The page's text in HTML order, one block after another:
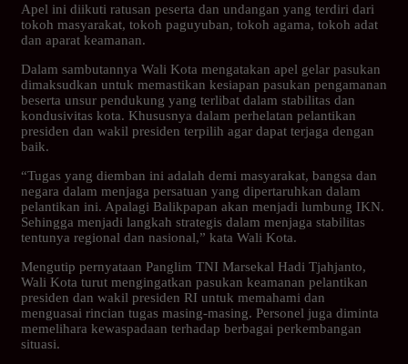
Apel ini diikuti ratusan peserta dan undangan yang terdiri dari
tokoh masyarakat, tokoh paguyuban, tokoh agama, tokoh adat
dan aparat keamanan.
Dalam sambutannya Wali Kota mengatakan apel gelar pasukan
dimaksudkan untuk memastikan kesiapan pasukan pengamanan
beserta unsur pendukung yang terlibat dalam stabilitas dan
kondusivitas kota. Khususnya dalam perhelatan pelantikan
presiden dan wakil presiden terpilih agar dapat terjaga dengan
baik.
“Tugas yang diemban ini adalah demi masyarakat, bangsa dan
negara dalam menjaga persatuan yang dipertaruhkan dalam
pelantikan ini. Apalagi Balikpapan akan menjadi lumbung IKN.
Sehingga menjadi langkah strategis dalam menjaga stabilitas
tentunya regional dan nasional,” kata Wali Kota.
Mengutip pernyataan Panglim TNI Marsekal Hadi Tjahjanto,
Wali Kota turut mengingatkan pasukan keamanan pelantikan
presiden dan wakil presiden RI untuk memahami dan
menguasai rincian tugas masing-masing. Personel juga diminta
memelihara kewaspadaan terhadap berbagai perkembangan
situasi.